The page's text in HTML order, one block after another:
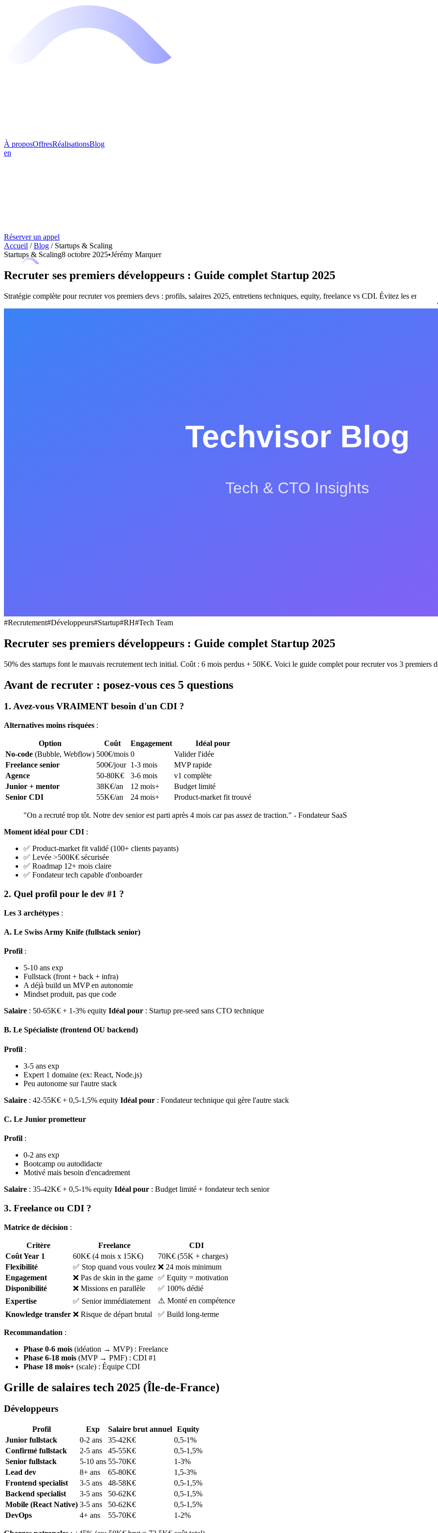
À proposOffresRéalisationsBlog
en
Réserver un appel
Accueil /Blog / Startups & Scaling
Startups & Scaling8 octobre 2025•Jérémy Marquer
Recruter ses premiers développeurs : Guide complet Startup 2025
Stratégie complète pour recruter vos premiers devs : profils, salaires 2025, entretiens techniques, equity, freelance vs CDI. Évitez les erreurs
#Recrutement#Développeurs#Startup#RH#Tech Team
Recruter ses premiers développeurs : Guide complet Startup 2025
50% des startups font le mauvais recrutement tech initial. Coût : 6 mois perdus + 50K€. Voici le guide complet pour recruter vos 3 premiers
Avant de recruter : posez-vous ces 5 questions
1. Avez-vous VRAIMENT besoin d'un CDI ?
Alternatives moins risquées :
Option Coût Engagement
Idéal pour
No-code (Bubble, Webflow) 500€/mois 0
Valider l'idée
Freelance senior
500€/jour 1-3 mois
MVP rapide
Agence
50-80K€ 3-6 mois
v1 complète
Junior + mentor
38K€/an 12 mois+
Budget limité
Senior CDI
55K€/an 24 mois+ Product-market fit trouvé
"On a recruté trop tôt. Notre dev senior est parti après 4 mois car pas assez de traction." - Fondateur SaaS
Moment idéal pour CDI :
✅ Product-market fit validé (100+ clients payants)
✅ Levée >500K€ sécurisée
✅ Roadmap 12+ mois claire
✅ Fondateur tech capable d'onboarder
2. Quel profil pour le dev #1 ?
Les 3 archétypes :
A. Le Swiss Army Knife (fullstack senior)
Profil :
5-10 ans exp
Fullstack (front + back + infra)
A déjà build un MVP en autonomie
Mindset produit, pas que code
Salaire : 50-65K€ + 1-3% equity Idéal pour : Startup pre-seed sans CTO technique
B. Le Spécialiste (frontend OU backend)
Profil :
3-5 ans exp
Expert 1 domaine (ex: React, Node.js)
Peu autonome sur l'autre stack
Salaire : 42-55K€ + 0,5-1,5% equity Idéal pour : Fondateur technique qui gère l'autre stack
C. Le Junior prometteur
Profil :
0-2 ans exp
Bootcamp ou autodidacte
Motivé mais besoin d'encadrement
Salaire : 35-42K€ + 0,5-1% equity Idéal pour : Budget limité + fondateur tech senior
3. Freelance ou CDI ?
Matrice de décision :
Critère Freelance
CDI
Coût Year 1
60K€ (4 mois x 15K€)
70K€ (55K + charges)
Flexibilité
✅ Stop quand vous voulez ❌ 24 mois minimum
Engagement
❌ Pas de skin in the game ✅ Equity = motivation
Disponibilité
❌ Missions en parallèle
✅ 100% dédié
Expertise
✅ Senior immédiatement
⚠️ Monté en compétence
Knowledge transfer ❌ Risque de départ brutal ✅ Build long-terme
Recommandation :
Phase 0-6 mois (idéation → MVP) : Freelance
Phase 6-18 mois (MVP → PMF) : CDI #1
Phase 18 mois+ (scale) : Équipe CDI
Grille de salaires tech 2025 (Île-de-France)
Développeurs
Profil Exp Salaire brut annuel Equity
Junior fullstack
0-2 ans 35-42K€
0,5-1%
Confirmé fullstack
2-5 ans 45-55K€
0,5-1,5%
Senior fullstack
5-10 ans 55-70K€
1-3%
Lead dev
8+ ans 65-80K€
1,5-3%
Frontend specialist
3-5 ans 48-58K€
0,5-1,5%
Backend specialist
3-5 ans 50-62K€
0,5-1,5%
Mobile (React Native) 3-5 ans 50-62K€
0,5-1,5%
DevOps
4+ ans 55-70K€ 1-2%